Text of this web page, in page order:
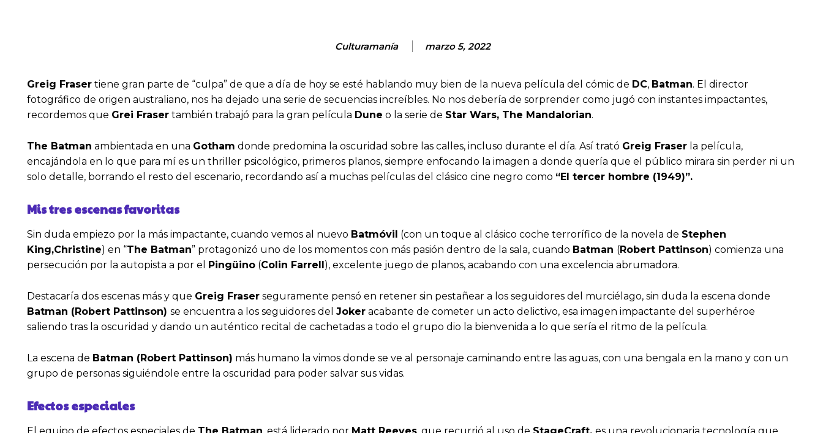
Culturamanía marzo 5, 2022
Greig Fraser tiene gran parte de “culpa” de que a día de hoy se esté hablando muy bien de la nueva película del cómic de DC, Batman. El director
fotográfico de origen australiano, nos ha dejado una serie de secuencias increíbles. No nos debería de sorprender como jugó con instantes impactantes,
recordemos que Grei Fraser también trabajó para la gran película Dune o la serie de Star Wars, The Mandalorian.
The Batman ambientada en una Gotham donde predomina la oscuridad sobre las calles, incluso durante el día. Así trató Greig Fraser la película,
encajándola en lo que para mí es un thriller psicológico, primeros planos, siempre enfocando la imagen a donde quería que el público mirara sin perder ni un
solo detalle, borrando el resto del escenario, recordando así a muchas películas del clásico cine negro como “El tercer hombre (1949)”.
Mis tres escenas favoritas
Sin duda empiezo por la más impactante, cuando vemos al nuevo Batmóvil (con un toque al clásico coche terrorífico de la novela de Stephen
King,Christine) en “The Batman” protagonizó uno de los momentos con más pasión dentro de la sala, cuando Batman (Robert Pattinson) comienza una
persecución por la autopista a por el Pingüino (Colin Farrell), excelente juego de planos, acabando con una excelencia abrumadora.
Destacaría dos escenas más y que Greig Fraser seguramente pensó en retener sin pestañear a los seguidores del murciélago, sin duda la escena donde
Batman (Robert Pattinson) se encuentra a los seguidores del Joker acabante de cometer un acto delictivo, esa imagen impactante del superhéroe
saliendo tras la oscuridad y dando un auténtico recital de cachetadas a todo el grupo dio la bienvenida a lo que sería el ritmo de la película.
La escena de Batman (Robert Pattinson) más humano la vimos donde se ve al personaje caminando entre las aguas, con una bengala en la mano y con un
grupo de personas siguiéndole entre la oscuridad para poder salvar sus vidas.
Efectos especiales
El equipo de efectos especiales de The Batman, está liderado por Matt Reeves, que recurrió al uso de StageCraft, es una revolucionaria tecnología que